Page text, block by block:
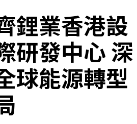
們的客戶
聞及活動
務領域
港開業
鋰業香港設
研發中心 深
球能源轉型